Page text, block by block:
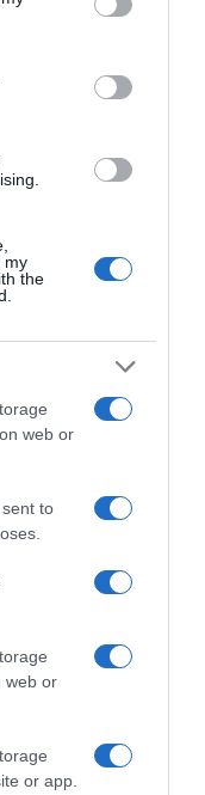
third-party tags to
in below Google
my
the
web or
to
web or
or app.
χρεώσεις των
1,5 ευρώ
7 σημείων για